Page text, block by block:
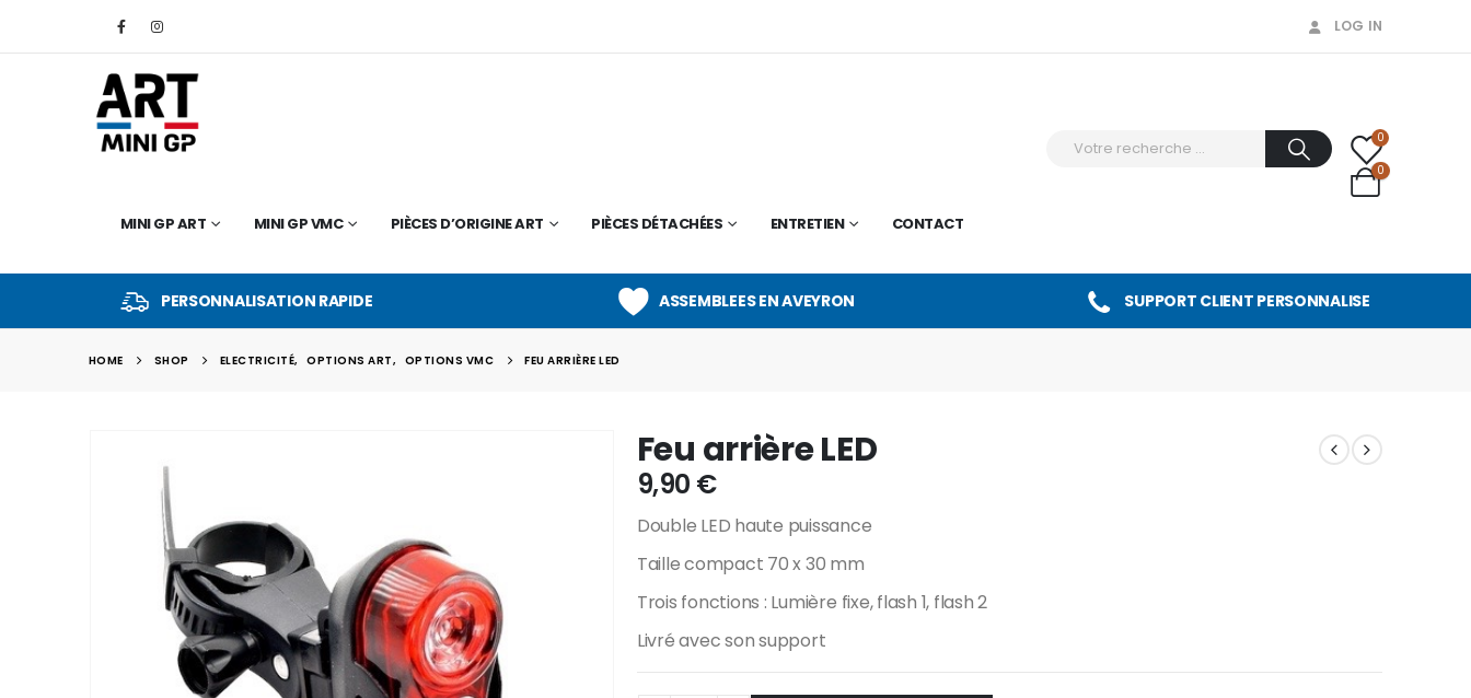
LOG IN
MINI GP ART MINI GP VMC PIÈCES D’ORIGINE ART PIÈCES DÉTACHÉES ENTRETIEN CONTACT
0
0
PERSONNALISATION RAPIDE ASSEMBLEES EN AVEYRON SUPPORT CLIENT PERSONNALISE
HOME SHOP ELECTRICITÉ, OPTIONS ART, OPTIONS VMC FEU ARRIÈRE LED
Feu arrière LED
9,90 €
Double LED haute puissance
Taille compact 70 x 30 mm
Trois fonctions : Lumière fixe, flash 1, flash 2
Livré avec son support